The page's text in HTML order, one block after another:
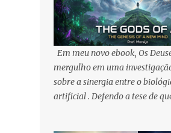
de entrada para o labirinto. 🔗
cópia aqui:
https://www.amazon.com.br/
7 ✨ NOSSO PACTO DE
promoção de 5 dias é apenas o
Diferente do sistema, nosso
com a soberania do
Em meu novo ebook, Os
mergulho em uma
sobre a sinergia entre o
artificial . Defendo a tese de